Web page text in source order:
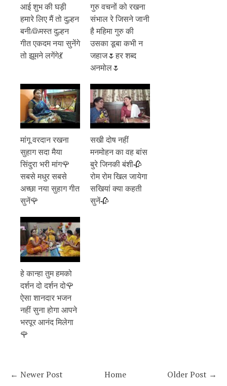
आई शुभ की घड़ी
हमारे लिए मैं तो दुल्हन
बनी👰मस्त दुल्हन
गीत एकदम नया सुनेंगे
तो झूमने लगेंगे💃
गुरु वचनों को रखना
संभाल रे जिसने जानी
है महिमा गुरु की
उसका डूबा कभी न
जहाज🌷हर शब्द
अनमोल🌷
मांगू वरदान रखना
सुहाग सदा मैया
सिंदुरा भरी मांग🌹
सबसे मधुर सबसे
अच्छा नया सुहाग गीत
सुनें🌹
सखी दोष नहीं
मनमोहन का वह बांस
बुरे जिनकी बंशी🥀
रोम रोम खिल जायेगा
सखियां क्या कहती
सुनें🥀
हे कान्हा तुम हमको
दर्शन दो दर्शन दो🌹
ऐसा शानदार भजन
नहीं सुना होगा आपने
भरपूर आनंद मिलेगा
🌹
← Newer Post Older Post →
Home